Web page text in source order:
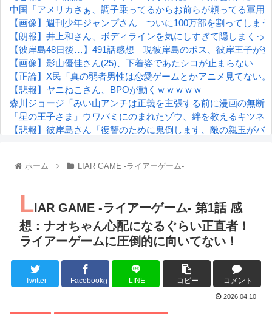
中国「アメリカさぁ、調子乗ってるからお前らが頼ってる軍用
【画像】週刊少年ジャンプさん ついに100万部を割ってしま
【朗報】井上和さん、ボディラインを気にしすぎて隠しまくっ
【彼岸島48日後…】491話感想 現彼岸島のボス、彼岸王子が
【画像】影山優佳さん(25)、下着姿であたシコが止まらない
【正論】X民「真の弱者男性は恋愛ゲームとかアニメ見てな
【悲報】ヤニねこさん、BPOが動くｗｗｗｗｗ
森川ジョージ「みい山アンチは正義を主張する前に漫画の無
「星の王子さま」ウワバミにのまれたゾウ、絆を教えるキツ
【悲報】彼岸島さん「復讐のために鬼倒します、敵の親玉が
『進撃の巨人』で一番面白いところってｗｗｗｗｗ
るろうに剣心 -明治剣客浪漫譚- 京都動乱 第33話の感想
同盟、帝国、フェザーン。生まれるなら何処がいいか問題！
Powered by livedoor 相互RSS
ホーム LIAR GAME -ライアーゲーム-
LIAR GAME -ライアーゲーム- 第1話 感
想：ナオちゃん心配になるぐらい正直者！
ライアーゲームに圧倒的に向いてない！
Twitter Facebook0 LINE コピー コメント
2026.04.10